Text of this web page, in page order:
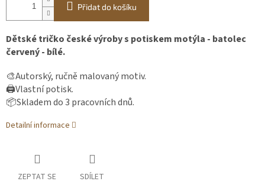
Přidat do košíku
Dětské tričko české výroby s potiskem motýla - batolec
červený - bílé.
🎨Autorský, ručně malovaný motiv.
🖨️Vlastní potisk.
📦Skladem do 3 pracovních dnů.
Detailní informace
ZEPTAT SE SDÍLET